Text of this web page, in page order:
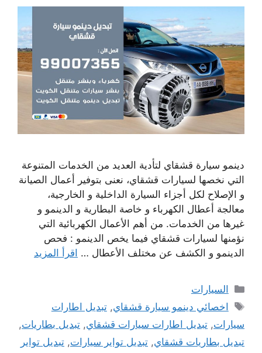
دينمو سيارة قشقاي لتأدية العديد من الخدمات المتنوعة
التي نخصها لسيارات قشقاي، نعنى بتوفير أعمال الصيانة
و الإصلاح لكل أجزاء السيارة الداخلية و الخارجية،
معالجة أعطال الكهرباء و خاصة البطارية و الدينمو و
غيرها من الخدمات. من أهم الأعمال الكهربائية التي
نؤمنها لسيارات قشقاي فيما يخص الدينمو : فحص
الدينمو و الكشف عن مختلف الأعطال … اقرأ المزيد
التصنيفات
السيارات
الوسوم
اخصائي دينمو سيارة قشقاي,تبديل اطارات
سيارات, تبديل اطارات سيارات قشقاي, تبديل بطاريات,
تبديل بطاريات قشقاي, تبديل تواير سيارات, تبديل تواير